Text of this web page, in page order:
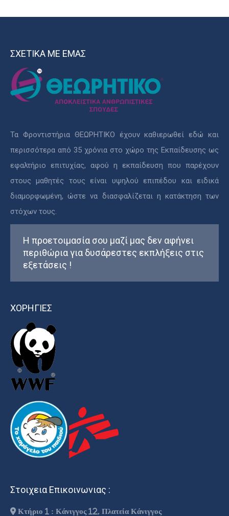
ΣΧΕΤΙΚΑ ΜΕ ΕΜΑΣ
Τα Φροντιστήρια ΘΕΩΡΗΤΙΚΟ έχουν καθιερωθεί εδώ και
περισσότερα από 35 χρόνια στο χώρο της Εκπαίδευσης ως
εφαλτήριο επιτυχίας, αφού η εκπαίδευση που παρέχουν
στους μαθητές τους είναι υψηλού επιπέδου και ειδικά
διαμορφωμένη, ώστε να διασφαλίζεται η κατάκτηση των
στόχων τους.
Η προετοιμασία σου μαζί μας δεν αφήνει
περιθώρια για δυσάρεστες εκπλήξεις στις
εξετάσεις !
ΧΟΡΗΓΙΕΣ
Στοιχεια Επικοινωνιας :
Κτήριο 1 : Κάνιγγος 12, Πλατεία Κάνιγγος